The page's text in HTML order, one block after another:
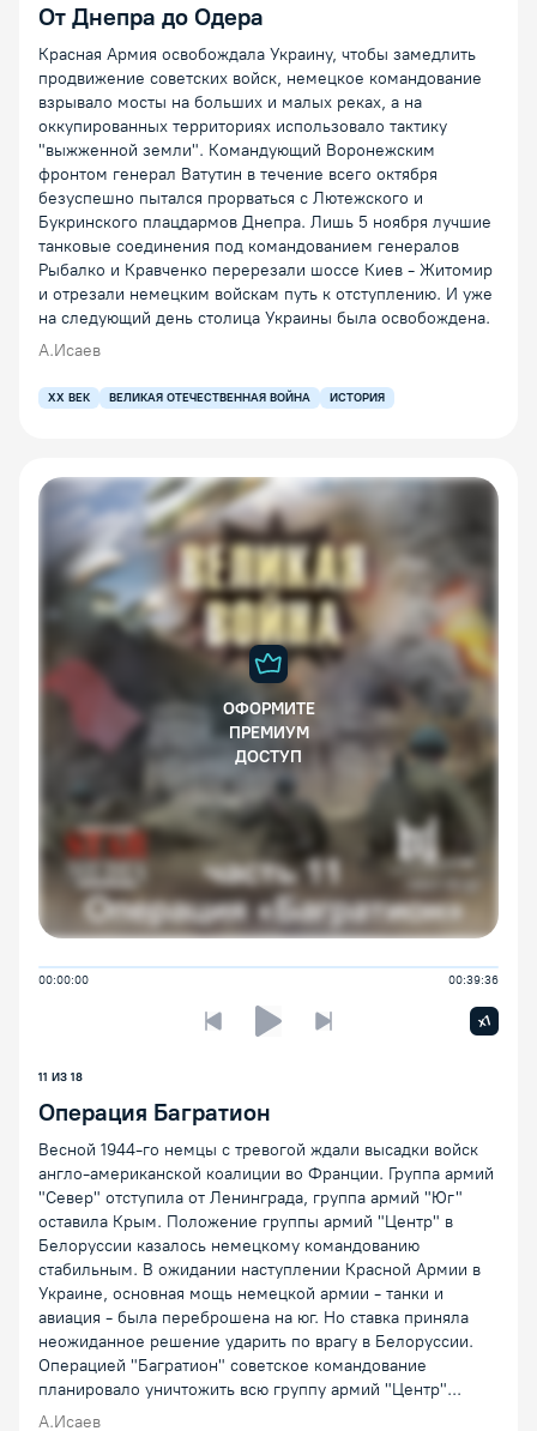
От Днепра до Одера
Красная Армия освобождала Украину, чтобы замедлить
продвижение советских войск, немецкое командование
взрывало мосты на больших и малых реках, а на
оккупированных территориях использовало тактику
"выжженной земли". Командующий Воронежским
фронтом генерал Ватутин в течение всего октября
безуспешно пытался прорваться с Лютежского и
Букринского плацдармов Днепра. Лишь 5 ноября лучшие
танковые соединения под командованием генералов
Рыбалко и Кравченко перерезали шоссе Киев - Житомир
и отрезали немецким войскам путь к отступлению. И уже
на следующий день столица Украины была освобождена.
А.Исаев
XX ВЕК ВЕЛИКАЯ ОТЕЧЕСТВЕННАЯ ВОЙНА ИСТОРИЯ
ОФОРМИТЕ
ПРЕМИУМ
ДОСТУП
00:00:00 00:39:36
Предыдущая лекцияСледующая лекция
x1
11 ИЗ 18
Операция Багратион
Весной 1944-го немцы с тревогой ждали высадки войск
англо-американской коалиции во Франции. Группа армий
"Север" отступила от Ленинграда, группа армий "Юг"
оставила Крым. Положение группы армий "Центр" в
Белоруссии казалось немецкому командованию
стабильным. В ожидании наступлении Красной Армии в
Украине, основная мощь немецкой армии - танки и
авиация - была переброшена на юг. Но ставка приняла
неожиданное решение ударить по врагу в Белоруссии.
Операцией "Багратион" советское командование
планировало уничтожить всю группу армий "Центр"...
А.Исаев